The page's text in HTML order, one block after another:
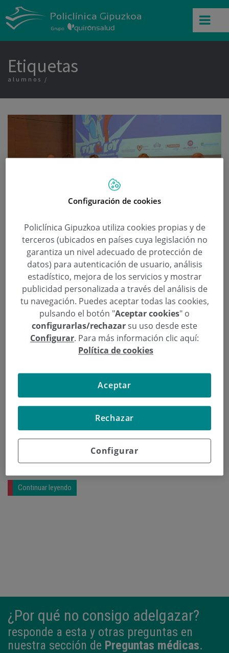
Etiquetas
alumnos
Policlínica Gipuzkoa colabora, un
año más, con los Desayunos
Cardiosaludables
Categoría:Actividades
5 de Noviembre de 2014
aceite de oliva,Alaba ,alumnos,Asociación Bihotz Bizi - Corazón Vivo
,Bizkaia,centros escolares,cereales,Comunidad Autónoma Vasca
Consejo de Farmacéuticos del País Vasco,Corazón,Desayunos
Cardiosaludables,embutido,Eroski,escolares,Federación Vasca de
Gipuzkoa,leche,saludable,Universidad del País Vasco
La Asociación Bihotz Bizi-Corazón Vivo organiza la
XV Edición de los Desayunos Cardiosaludables para
escolares en colaboración con Policlínica Gipuzkoa,
la Federación Vasca de Panadería, Ausolan, Eroski,
el Consejo de Farmacéuticos del País Vasco y la
Universidad del País Vasco (UPV/EHU).
Continuar leyendo
¿Por qué no consigo adelgazar?
responde a esta y otras preguntas en
nuestra sección de Preguntas médicas.
Configuración de cookies
Policlínica Gipuzkoa utiliza cookies propias y de
terceros (ubicados en países cuya legislación no
garantiza un nivel adecuado de protección de
datos) para autenticación de usuario, análisis
estadístico, mejora de los servicios y mostrar
publicidad personalizada a través del análisis de
tu navegación. Puedes aceptar todas las cookies,
pulsando el botón "Aceptar cookies" o
configurarlas/rechazarsu uso desde este
Configurar. Para más información clic aquí:
Política de cookies
Configurar
Rechazar
Aceptar